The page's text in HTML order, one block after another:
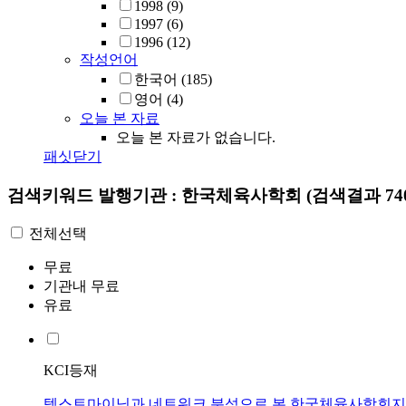
1998 (9)
1997 (6)
1996 (12)
작성언어
한국어 (185)
영어 (4)
오늘 본 자료
오늘 본 자료가 없습니다.
패싯닫기
검색키워드 발행기관 : 한국체육사학회 (검색결과
전체선택
무료
기관내 무료
유료
KCI등재